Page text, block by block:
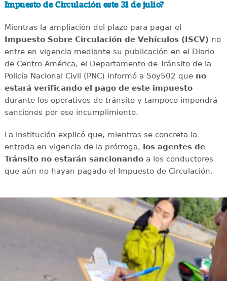
Impuesto de Circulación este 31 de julio?
Mientras la ampliación del plazo para pagar el
Impuesto Sobre Circulación de Vehículos (ISCV) no
entre en vigencia mediante su publicación en el Diario
de Centro América, el Departamento de Tránsito de la
Policía Nacional Civil (PNC) informó a Soy502 que no
estará verificando el pago de este impuesto
durante los operativos de tránsito y tampoco impondrá
sanciones por ese incumplimiento.
La institución explicó que, mientras se concreta la
entrada en vigencia de la prórroga, los agentes de
Tránsito no estarán sancionandoa los conductores
que aún no hayan pagado el Impuesto de Circulación.